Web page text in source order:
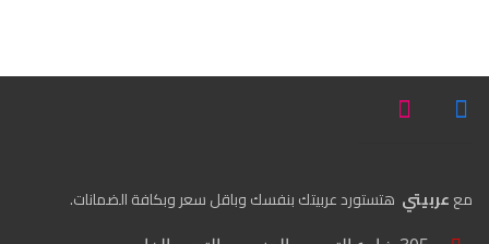
مععربيتي هتستورد عربيتك بنفسك وباقل سعر وبكافة الضمانات.